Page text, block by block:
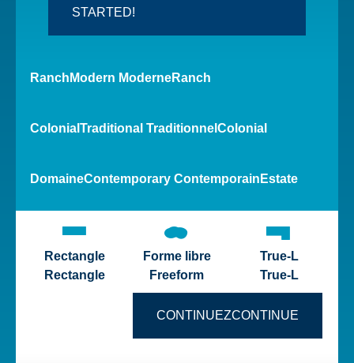
STARTED!
Ranch Modern ModerneRanch
Colonial Traditional Traditionnel Colonial
DomaineContemporary Contemporain Estate
Rectangle
Rectangle
Forme libre
Freeform
True-L
True-L
CONTINUEZCONTINUE